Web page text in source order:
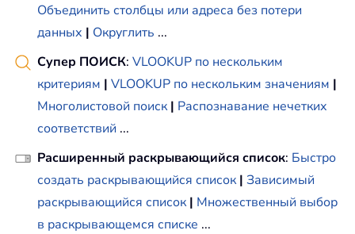
Объединить столбцы или адреса без потери
данных | Округлить ...
Супер ПОИСК: VLOOKUP по нескольким
критериям | VLOOKUP по нескольким значениям |
Многолистовой поиск | Распознавание нечетких
соответствий ...
Расширенный раскрывающийся список: Быстро
создать раскрывающийся список | Зависимый
раскрывающийся список | Множественный выбор
в раскрывающемся списке ...